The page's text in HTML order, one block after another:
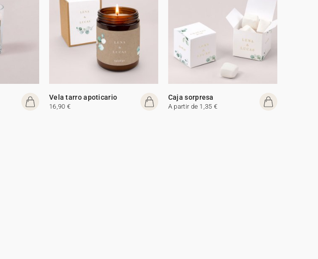
Vela tarro apoticario
16,90 €
Caja sorpresa
A partir de 1,35 €